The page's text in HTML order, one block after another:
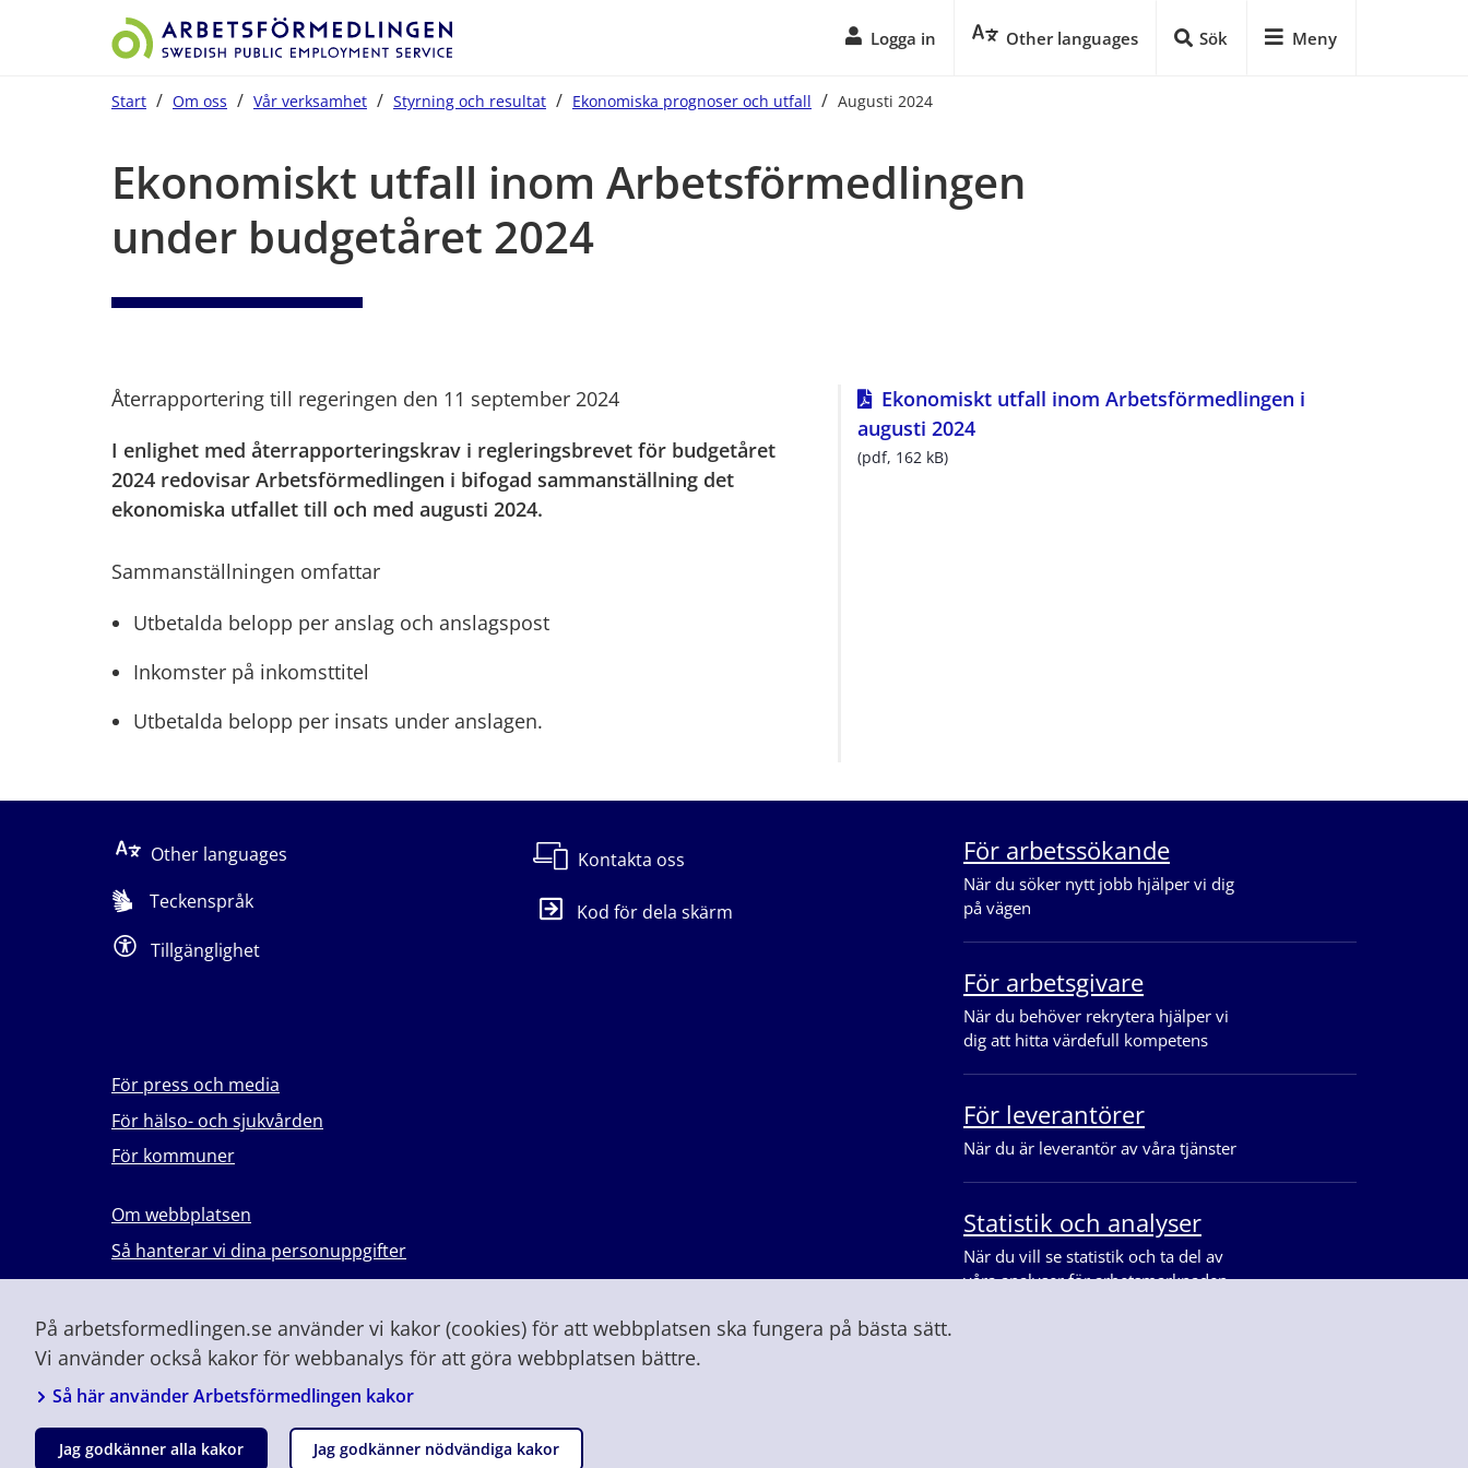
På arbetsformedlingen.se använder vi kakor (cookies) för att webbplatsen ska fungera på bästa sätt.
Vi använder också kakor för webbanalys för att göra webbplatsen bättre.
Så här använder Arbetsförmedlingen kakor
Jag godkänner alla kakor Jag godkänner nödvändiga kakor
Logga in Other languages Sök Meny
Start / Om oss / Vår verksamhet / Styrning och resultat / Ekonomiska prognoser och utfall / Augusti 2024
Ekonomiskt utfall inom Arbetsförmedlingen
under budgetåret 2024
Återrapportering till regeringen den 11 september 2024
I enlighet med återrapporteringskrav i regleringsbrevet för budgetåret
2024 redovisar Arbetsförmedlingen i bifogad sammanställning det
ekonomiska utfallet till och med augusti 2024.
Sammanställningen omfattar
Utbetalda belopp per anslag och anslagspost
Inkomster på inkomsttitel
Utbetalda belopp per insats under anslagen.
Ekonomiskt utfall inom Arbetsförmedlingen i
augusti 2024pdf, 162 kB.
(pdf, 162 kB)
Other languages
Teckenspråk
Tillgänglighet
Kontakta oss
Kod för dela skärm
För press och media
För hälso- och sjukvården
För kommuner
Om webbplatsen
Så hanterar vi dina personuppgifter
Lever du med våld i en nära relation?
Vid höjd beredskap och krig
För arbetssökande
När du söker nytt jobb hjälper vi dig
på vägen
För arbetsgivare
När du behöver rekrytera hjälper vi
dig att hitta värdefull kompetens
För leverantörer
När du är leverantör av våra tjänster
Statistik och analyser
När du vill se statistik och ta del av
våra analyser för arbetsmarknaden